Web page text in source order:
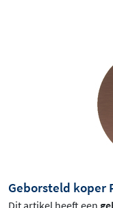
Geborsteld koper
Dit artikel heeft een